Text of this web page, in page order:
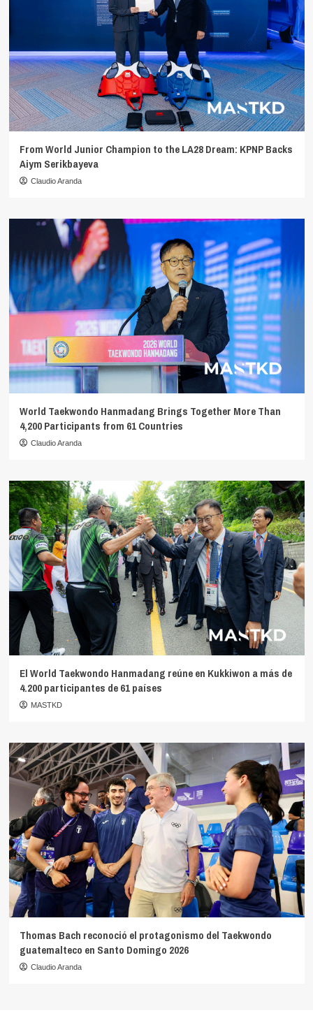
From World Junior Champion to the LA28 Dream: KPNP Backs
Aiym Serikbayeva
Claudio Aranda
World Taekwondo Hanmadang Brings Together More Than
4,200 Participants from 61 Countries
Claudio Aranda
El World Taekwondo Hanmadang reúne en Kukkiwon a más de
4.200 participantes de 61 países
MASTKD
Thomas Bach reconoció el protagonismo del Taekwondo
guatemalteco en Santo Domingo 2026
Claudio Aranda